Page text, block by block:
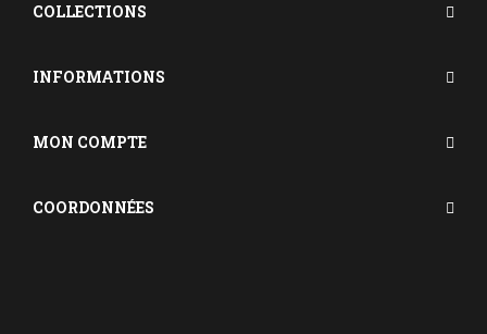
COLLECTIONS
INFORMATIONS
MON COMPTE
COORDONNÉES